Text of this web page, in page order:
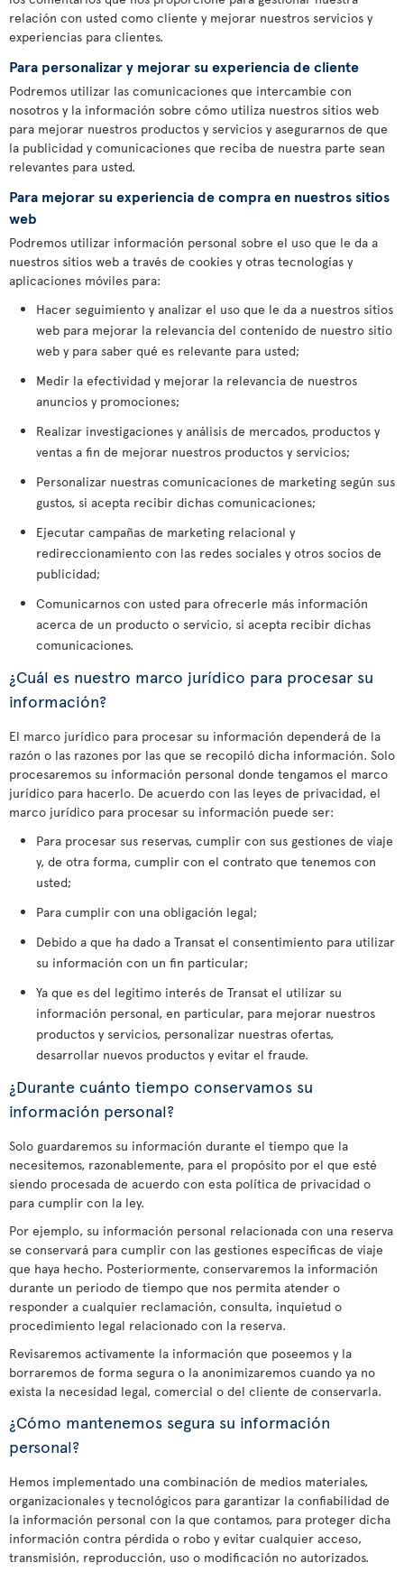
relación con usted como cliente y mejorar nuestros servicios y
experiencias para clientes.
Para personalizar y mejorar su experiencia de cliente
Podremos utilizar las comunicaciones que intercambie con
nosotros y la información sobre cómo utiliza nuestros sitios web
para mejorar nuestros productos y servicios y asegurarnos de que
la publicidad y comunicaciones que reciba de nuestra parte sean
relevantes para usted.
Para mejorar su experiencia de compra en nuestros sitios
web
Podremos utilizar información personal sobre el uso que le da a
nuestros sitios web a través de cookies y otras tecnologías y
aplicaciones móviles para:
Hacer seguimiento y analizar el uso que le da a nuestros sitios
web para mejorar la relevancia del contenido de nuestro sitio
web y para saber qué es relevante para usted;
Medir la efectividad y mejorar la relevancia de nuestros
anuncios y promociones;
Realizar investigaciones y análisis de mercados, productos y
ventas a fin de mejorar nuestros productos y servicios;
Personalizar nuestras comunicaciones de marketing según sus
gustos, si acepta recibir dichas comunicaciones;
Ejecutar campañas de marketing relacional y
redireccionamiento con las redes sociales y otros socios de
publicidad;
Comunicarnos con usted para ofrecerle más información
acerca de un producto o servicio, si acepta recibir dichas
comunicaciones.
¿Cuál es nuestro marco jurídico para procesar su
información?
El marco jurídico para procesar su información dependerá de la
razón o las razones por las que se recopiló dicha información. Solo
procesaremos su información personal donde tengamos el marco
jurídico para hacerlo. De acuerdo con las leyes de privacidad, el
marco jurídico para procesar su información puede ser:
Para procesar sus reservas, cumplir con sus gestiones de viaje
y, de otra forma, cumplir con el contrato que tenemos con
usted;
Para cumplir con una obligación legal;
Debido a que ha dado a Transat el consentimiento para utilizar
su información con un fin particular;
Ya que es del legitimo interés de Transat el utilizar su
información personal, en particular, para mejorar nuestros
productos y servicios, personalizar nuestras ofertas,
desarrollar nuevos productos y evitar el fraude.
¿Durante cuánto tiempo conservamos su
información personal?
Solo guardaremos su información durante el tiempo que la
necesitemos, razonablemente, para el propósito por el que esté
siendo procesada de acuerdo con esta política de privacidad o
para cumplir con la ley.
Por ejemplo, su información personal relacionada con una reserva
se conservará para cumplir con las gestiones específicas de viaje
que haya hecho. Posteriormente, conservaremos la información
durante un periodo de tiempo que nos permita atender o
responder a cualquier reclamación, consulta, inquietud o
procedimiento legal relacionado con la reserva.
Revisaremos activamente la información que poseemos y la
borraremos de forma segura o la anonimizaremos cuando ya no
exista la necesidad legal, comercial o del cliente de conservarla.
¿Cómo mantenemos segura su información
personal?
Hemos implementado una combinación de medios materiales,
organizacionales y tecnológicos para garantizar la confiabilidad de
la información personal con la que contamos, para proteger dicha
información contra pérdida o robo y evitar cualquier acceso,
transmisión, reproducción, uso o modificación no autorizados.